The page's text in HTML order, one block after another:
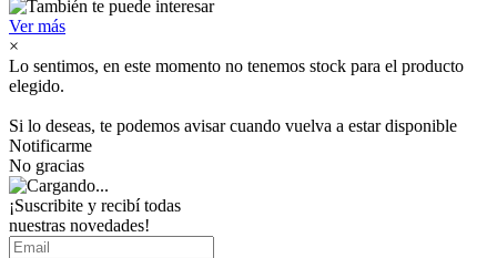
Ver más
×
Lo sentimos, en este momento no tenemos stock para el producto
elegido.
Si lo deseas, te podemos avisar cuando vuelva a estar disponible
Notificarme
No gracias
¡Suscribite y recibí todas
nuestras novedades!